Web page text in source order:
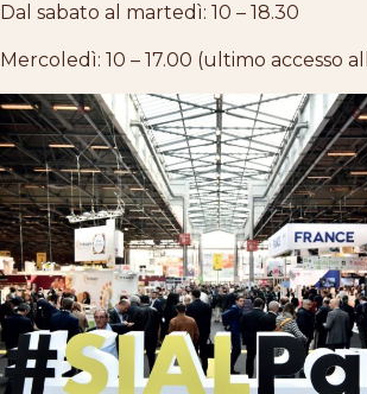
Dal sabato al martedì: 10 – 18.30
Mercoledì: 10 – 17.00 (ultimo accesso